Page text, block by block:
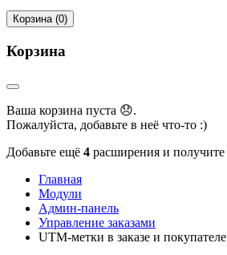
Корзина (0)
Корзина
Ваша корзина пуста 😞.
Пожалуйста, добавьте в неё что-то :)
Добавьте ещё 4 расширения и получите
Главная
Модули
Админ-панель
Управление заказами
UTM-метки в заказе и покупателе